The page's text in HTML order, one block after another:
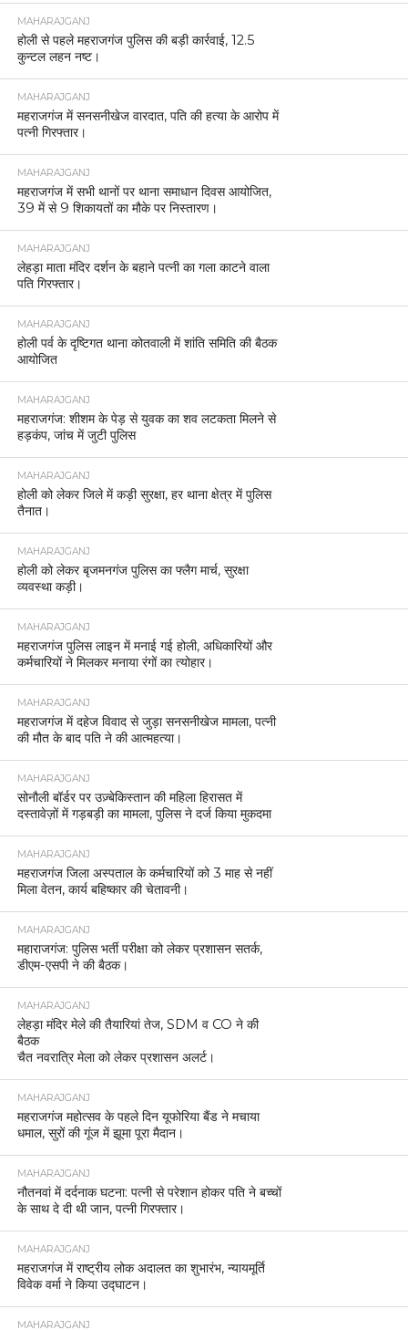
MAHARAJGANJ
होली से पहले महराजगंज पुलिस की बड़ी कार्रवाई, 12.5
कुन्टल लहन नष्ट।
MAHARAJGANJ
महराजगंज में सनसनीखेज वारदात, पति की हत्या के आरोप में
पत्नी गिरफ्तार।
MAHARAJGANJ
महराजगंज में सभी थानों पर थाना समाधान दिवस आयोजित,
39 में से 9 शिकायतों का मौके पर निस्तारण।
MAHARAJGANJ
लेहड़ा माता मंदिर दर्शन के बहाने पत्नी का गला काटने वाला
पति गिरफ्तार।
MAHARAJGANJ
होली पर्व के दृष्टिगत थाना कोतवाली में शांति समिति की बैठक
आयोजित
MAHARAJGANJ
महराजगंज: शीशम के पेड़ से युवक का शव लटकता मिलने से
हड़कंप, जांच में जुटी पुलिस
MAHARAJGANJ
होली को लेकर जिले में कड़ी सुरक्षा, हर थाना क्षेत्र में पुलिस
तैनात।
MAHARAJGANJ
होली को लेकर बृजमनगंज पुलिस का फ्लैग मार्च, सुरक्षा
व्यवस्था कड़ी।
MAHARAJGANJ
महराजगंज पुलिस लाइन में मनाई गई होली, अधिकारियों और
कर्मचारियों ने मिलकर मनाया रंगों का त्योहार।
MAHARAJGANJ
महराजगंज में दहेज विवाद से जुड़ा सनसनीखेज मामला, पत्नी
की मौत के बाद पति ने की आत्महत्या।
MAHARAJGANJ
सोनौली बॉर्डर पर उज़्बेकिस्तान की महिला हिरासत में
दस्तावेज़ों में गड़बड़ी का मामला, पुलिस ने दर्ज किया मुकदमा
MAHARAJGANJ
महराजगंज जिला अस्पताल के कर्मचारियों को 3 माह से नहीं
मिला वेतन, कार्य बहिष्कार की चेतावनी।
MAHARAJGANJ
महाराजगंज: पुलिस भर्ती परीक्षा को लेकर प्रशासन सतर्क,
डीएम-एसपी ने की बैठक।
MAHARAJGANJ
लेहड़ा मंदिर मेले की तैयारियां तेज, SDM व CO ने की
बैठक
चैत नवरात्रि मेला को लेकर प्रशासन अलर्ट।
MAHARAJGANJ
महराजगंज महोत्सव के पहले दिन यूफोरिया बैंड ने मचाया
धमाल, सुरों की गूंज में झूमा पूरा मैदान।
MAHARAJGANJ
नौतनवां में दर्दनाक घटना: पत्नी से परेशान होकर पति ने बच्चों
के साथ दे दी थी जान, पत्नी गिरफ्तार।
MAHARAJGANJ
महराजगंज में राष्ट्रीय लोक अदालत का शुभारंभ, न्यायमूर्ति
विवेक वर्मा ने किया उद्घाटन।
MAHARAJGANJ